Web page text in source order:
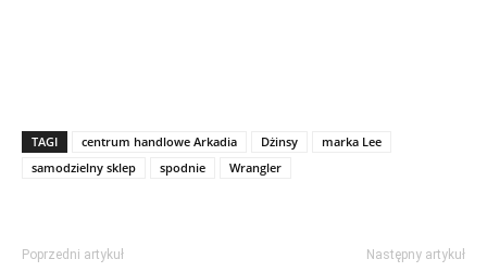
TAGI centrum handlowe Arkadia Dżinsy
marka Lee
samodzielny sklep
spodnie Wrangler
Poprzedni artykuł Następny artykuł